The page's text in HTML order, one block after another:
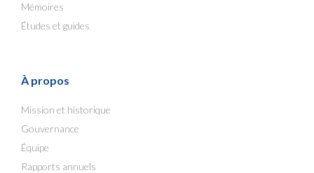
Mémoires
Études et guides
À propos
Mission et historique
Gouvernance
Équipe
Rapports annuels